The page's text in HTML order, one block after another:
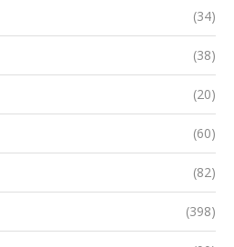
(34)
(38)
(20)
(60)
(82)
(398)